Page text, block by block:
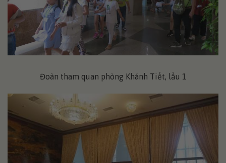
Đoàn tham quan phòng Khánh Tiết, lầu 1